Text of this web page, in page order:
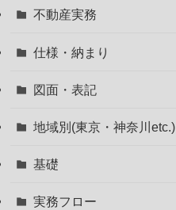
不動産実務
仕様・納まり
図面・表記
地域別(東京・神奈川etc.)
基礎
実務フロー